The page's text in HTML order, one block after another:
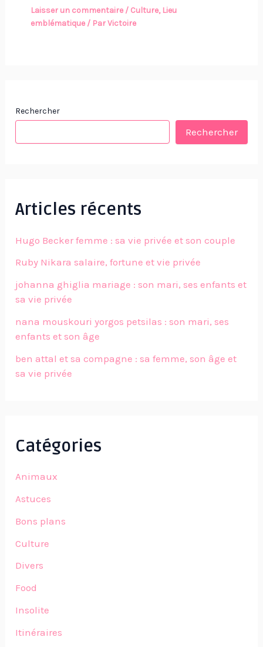
Laisser un commentaire / Culture, Lieu
emblématique/ ParVictoire
Rechercher
Rechercher
Articles récents
Hugo Becker femme : sa vie privée et son couple
Ruby Nikara salaire, fortune et vie privée
johanna ghiglia mariage : son mari, ses enfants et
sa vie privée
nana mouskouri yorgos petsilas : son mari, ses
enfants et son âge
ben attal et sa compagne : sa femme, son âge et
sa vie privée
Catégories
Animaux
Astuces
Bons plans
Culture
Divers
Food
Insolite
Itinéraires